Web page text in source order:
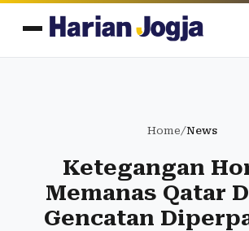
Home/News
Ketegangan
Memanas Qatar
Gencatan